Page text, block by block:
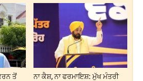
ਤੋਂ
ਨਾ ਕੈਸ਼, ਨਾ ਫਰਮਾਇਸ਼: ਮੁੱਖ ਮੰਤਰੀ